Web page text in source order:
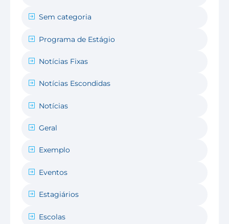
Sem categoria
Programa de Estágio
Notícias Fixas
Notícias Escondidas
Notícias
Geral
Exemplo
Eventos
Estagiários
Escolas